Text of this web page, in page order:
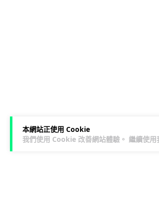
本網站正使用 Cookie
我們使用 Cookie 改善網站體驗。 繼續使